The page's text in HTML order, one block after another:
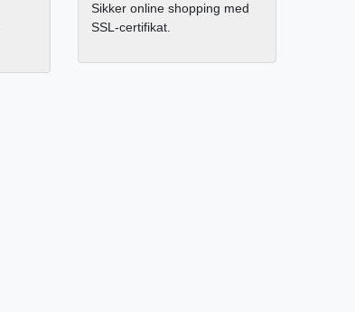
Sikker online shopping med
SSL-certifikat.